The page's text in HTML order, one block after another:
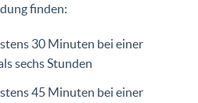
finden:
30 Minuten bei einer
sechs Stunden
45 Minuten bei einer